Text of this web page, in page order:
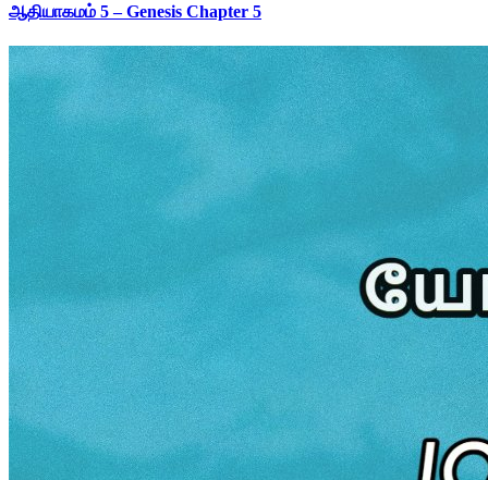
ஆதியாகமம் 5 – Genesis Chapter 5